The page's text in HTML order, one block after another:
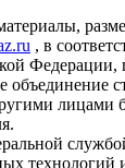
, в
Федерации,
лицами
технологий